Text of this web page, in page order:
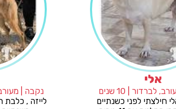
נקבה | מעורב, לברדור | 10 שנים
אלי , את אלי חילצתי לפני כשנתיים